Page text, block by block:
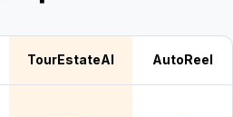
TourEstateAI AutoReel